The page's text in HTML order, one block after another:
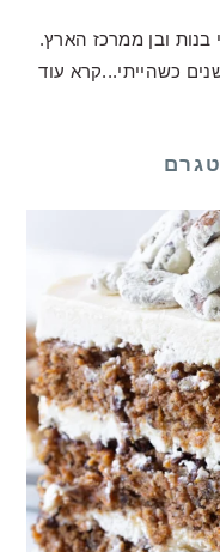
בנות ובן ממרכז הארץ.
קרא עוד